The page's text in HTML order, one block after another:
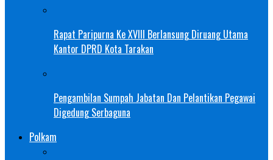
Rapat Paripurna Ke XVIII Berlansung Diruang Utama
Kantor DPRD Kota Tarakan
Pengambilan Sumpah Jabatan Dan Pelantikan Pegawai
Digedung Serbaguna
Polkam